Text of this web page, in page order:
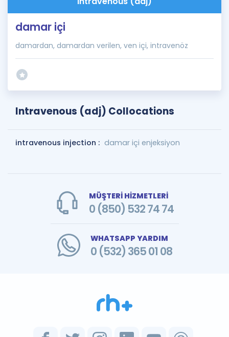
İngilizce Gramer
damar içi
damardan, damardan verilen, ven içi, intravenöz
Intravenous (adj) Collocations
intravenous injection : damar içi enjeksiyon
MÜŞTERİ HİZMETLERİ
0 (850) 532 74 74
WHATSAPP YARDIM
0 (532) 365 01 08